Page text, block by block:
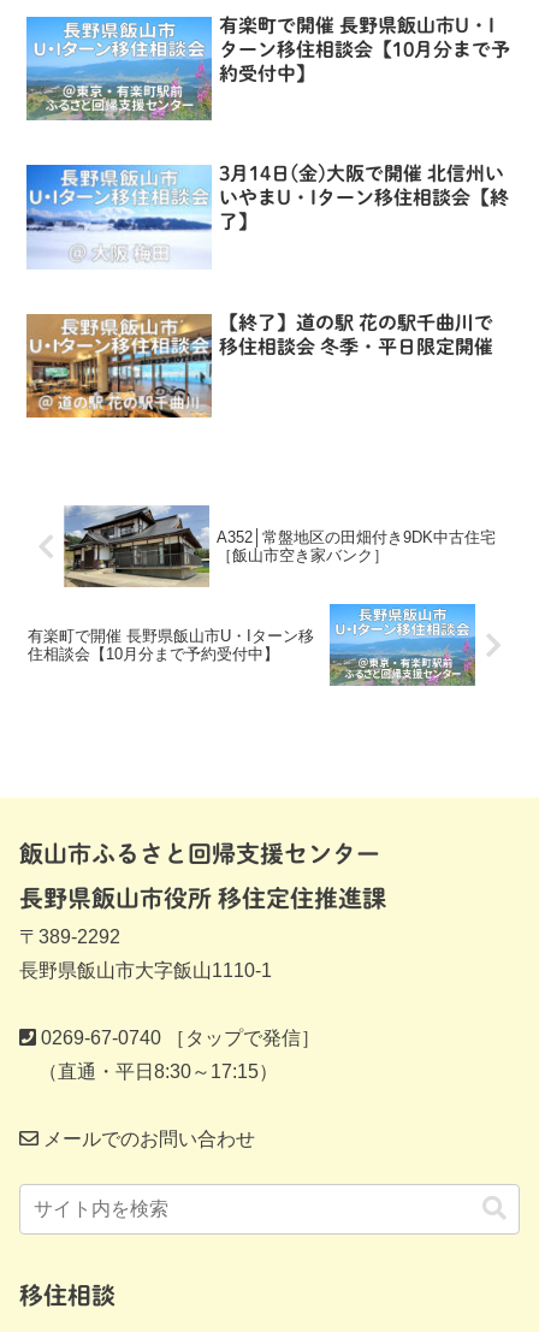
有楽町で開催 長野県飯山市U・I
ターン移住相談会【10月分まで予
約受付中】
3月14日(金)大阪で開催 北信州い
いやまU・Iターン移住相談会【終
了】
【終了】道の駅 花の駅千曲川で
移住相談会 冬季・平日限定開催
A352│常盤地区の田畑付き9DK中古住宅
［飯山市空き家バンク］
有楽町で開催 長野県飯山市U・Iターン移
住相談会【10月分まで予約受付中】
飯山市ふるさと回帰支援センター
長野県飯山市役所 移住定住推進課
〒389-2292
長野県飯山市大字飯山1110-1
0269-67-0740 ［タップで発信］
（直通・平日8:30～17:15）
メールでのお問い合わせ
移住相談